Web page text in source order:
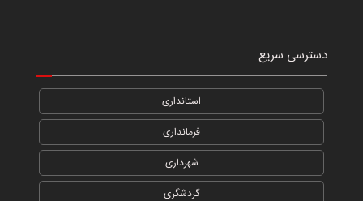
دسترسی سریع
استانداری
فرمانداری
شهرداری
گردشگری